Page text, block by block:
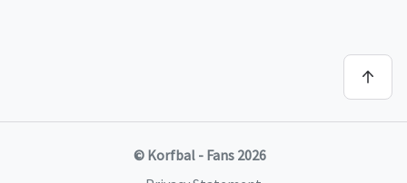
© Korfbal - Fans 2026